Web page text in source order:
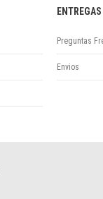
ENTREGAS
Preguntas
Envios